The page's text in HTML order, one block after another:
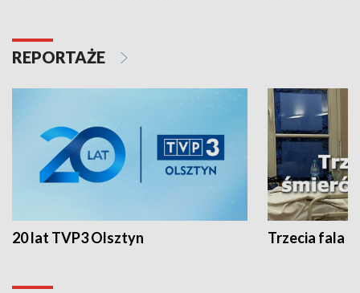
REPORTAŻE
20 lat TVP3 Olsztyn Trzecia fala -